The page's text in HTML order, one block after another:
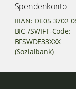
Spendenkonto
IBAN: DE05 3702
BIC-/SWIFT-Code:
BFSWDE33XXX
(Sozialbank)